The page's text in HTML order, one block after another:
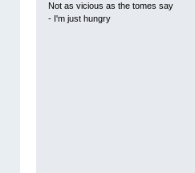
Not as vicious as the tomes say
- I'm just hungry